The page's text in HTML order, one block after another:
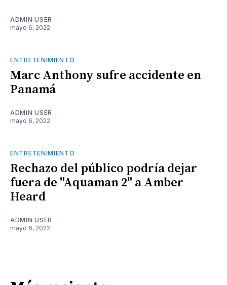
ADMIN USER
mayo 6, 2022
ENTRETENIMIENTO
Marc Anthony sufre accidente en
Panamá
ADMIN USER
mayo 6, 2022
ENTRETENIMIENTO
Rechazo del público podría dejar
fuera de "Aquaman 2" a Amber
Heard
ADMIN USER
mayo 6, 2022